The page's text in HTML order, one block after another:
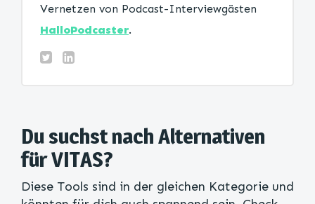
Vernetzen von Podcast-Interviewgästen
HalloPodcaster.
Du suchst nach Alternativen
für VITAS?
Diese Tools sind in der gleichen Kategorie und